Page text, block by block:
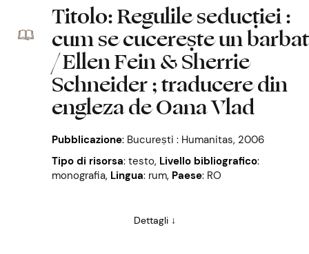
Titolo: Regulile seducṭiei :
cum se cucereṣte un bărbat
/ Ellen Fein & Sherrie
Schneider ; traducere din
engleză de Oana Vlad
Pubblicazione: Bucureṣti : Humanitas, 2006
Tipo di risorsa: testo, Livello bibliografico:
monografia, Lingua: rum, Paese: RO
Dettagli ↓